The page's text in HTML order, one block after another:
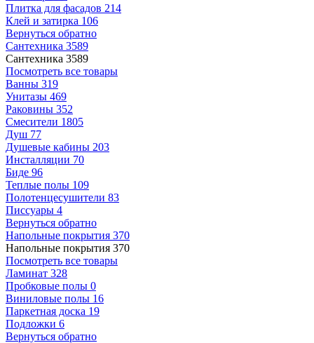
Плитка для фасадов 214
Клей и затирка 106
Вернуться обратно
Сантехника 3589
Сантехника 3589
Посмотреть все товары
Ванны 319
Унитазы 469
Раковины 352
Смесители 1805
Душ 77
Душевые кабины 203
Инсталляции 70
Биде 96
Теплые полы 109
Полотенцесушители 83
Писсуары 4
Вернуться обратно
Напольные покрытия 370
Напольные покрытия 370
Посмотреть все товары
Ламинат 328
Пробковые полы 0
Виниловые полы 16
Паркетная доска 19
Подложки 6
Вернуться обратно